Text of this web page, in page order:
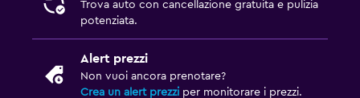
Trova auto con cancellazione gratuita e pulizia
potenziata.
Alert prezzi
Non vuoi ancora prenotare?
Crea un alert prezzi per monitorare i prezzi.